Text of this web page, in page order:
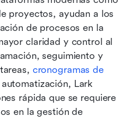
proyectos, ayudan a los
de procesos en la
claridad y control al
seguimiento y
cronogramas de
Lark
rápida que se requiere
en la gestión de